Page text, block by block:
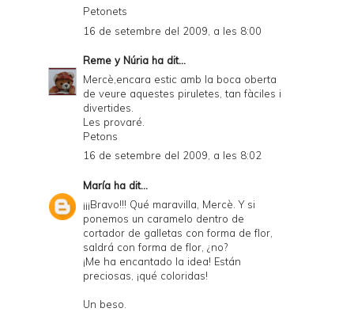
Petonets
16 de setembre del 2009, a les 8:00
Reme y Núria ha dit...
Mercè,encara estic amb la boca oberta
de veure aquestes piruletes, tan fàciles i
divertides.
Les provaré.
Petons
16 de setembre del 2009, a les 8:02
María ha dit...
¡¡¡Bravo!!! Qué maravilla, Mercè. Y si
ponemos un caramelo dentro de
cortador de galletas con forma de flor,
saldrá con forma de flor, ¿no?
¡Me ha encantado la idea! Están
preciosas, ¡qué coloridas!
Un beso.